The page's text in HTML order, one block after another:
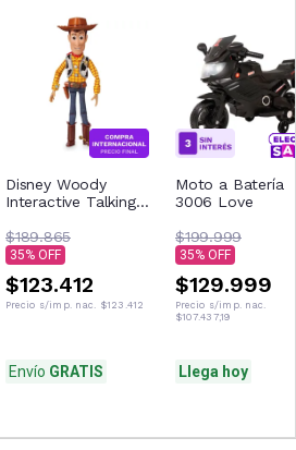
Disney Woody
Interactive Talking
$189.865
35
$123.412
Precio s/imp. nac. $123.412
Envío GRATIS
Moto a Batería
3006 Love
$199.999
35
$129.999
Precio s/imp. nac.
$107.437,19
Llega hoy